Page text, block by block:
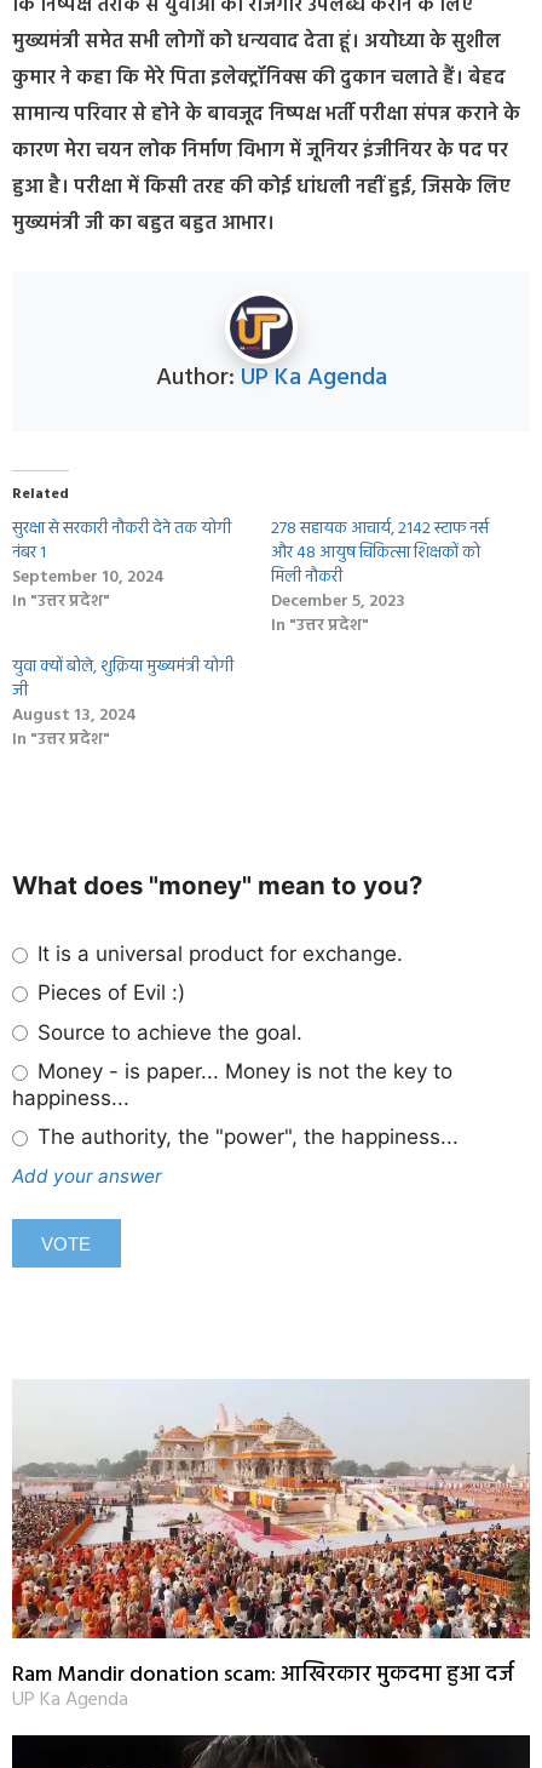
मुख्यमंत्री समेत सभी लोगों को धन्यवाद देता हूं। अयोध्या के सुशील
कुमार ने कहा कि मेरे पिता इलेक्ट्रॉनिक्स की दुकान चलाते हैं। बेहद
सामान्य परिवार से होने के बावजूद निष्पक्ष भर्ती परीक्षा संपन्न कराने के
कारण मेरा चयन लोक निर्माण विभाग में जूनियर इंजीनियर के पद पर
हुआ है। परीक्षा में किसी तरह की कोई धांधली नहीं हुई, जिसके लिए
मुख्यमंत्री जी का बहुत बहुत आभार।
Author: UP Ka Agenda
Related
सुरक्षा से सरकारी नौकरी देने तक योगी
नंबर 1
September 10, 2024
In "उत्तर प्रदेश"
278 सहायक आचार्य, 2142 स्टाफ नर्स
और 48 आयुष चिकित्सा शिक्षकों को
मिली नौकरी
December 5, 2023
In "उत्तर प्रदेश"
युवा क्‍यों बोले, शुक्रिया मुख्यमंत्री योगी
जी
August 13, 2024
In "उत्तर प्रदेश"
What does "money" mean to you?
It is a universal product for exchange.
Pieces of Evil :)
Source to achieve the goal.
Money - is paper... Money is not the key to
happiness...
The authority, the "power", the happiness...
Add your answer
Ram Mandir donation scam: आखिरकार मुकदमा हुआ दर्ज
UP Ka Agenda